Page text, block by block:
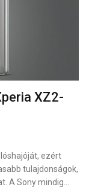
XZ2-
ezért
tulajdonságok,
A Sony mindig…